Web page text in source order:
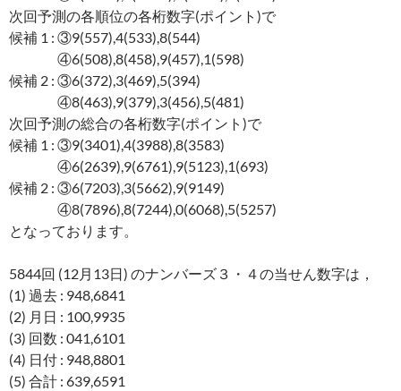
次回予測の各順位の各桁数字(ポイント)で
候補 1 : ③9(557),4(533),8(544)
④6(508),8(458),9(457),1(598)
候補 2 : ③6(372),3(469),5(394)
④8(463),9(379),3(456),5(481)
次回予測の総合の各桁数字(ポイント)で
候補 1 : ③9(3401),4(3988),8(3583)
④6(2639),9(6761),9(5123),1(693)
候補 2 : ③6(7203),3(5662),9(9149)
④8(7896),8(7244),0(6068),5(5257)
となっております。
5844回 (12月13日) のナンバーズ３・４の当せん数字は，
(1) 過去 : 948,6841
(2) 月日 : 100,9935
(3) 回数 : 041,6101
(4) 日付 : 948,8801
(5) 合計 : 639,6591